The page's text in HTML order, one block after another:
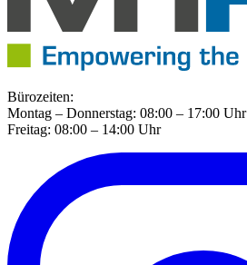
Bürozeiten:
Montag – Donnerstag: 08:00 – 17:00 Uhr
Freitag: 08:00 – 14:00 Uhr